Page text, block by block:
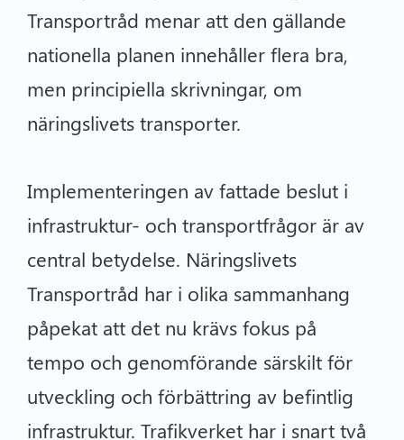
Transportråd menar att den gällande
nationella planen innehåller flera bra,
men principiella skrivningar, om
näringslivets transporter.
Implementeringen av fattade beslut i
infrastruktur- och transportfrågor är av
central betydelse. Näringslivets
Transportråd har i olika sammanhang
påpekat att det nu krävs fokus på
tempo och genomförande särskilt för
utveckling och förbättring av befintlig
infrastruktur. Trafikverket har i snart två